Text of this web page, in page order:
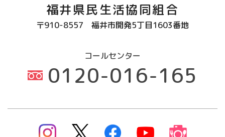
福井県民生活協同組合
〒910-8557 福井市開発5丁目1603番地
コールセンター
0120-016-165